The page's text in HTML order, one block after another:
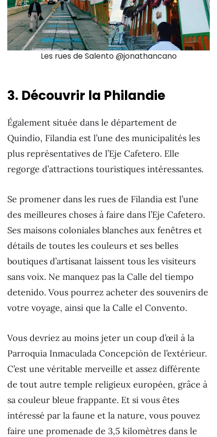
Les rues de Salento @jonathancano
3. Découvrir la Philandie
Également située dans le département de
Quindío, Filandia est l’une des municipalités les
plus représentatives de l’Eje Cafetero. Elle
regorge d’attractions touristiques intéressantes.
Se promener dans les rues de Filandia est l’une
des meilleures choses à faire dans l’Eje Cafetero.
Ses maisons coloniales blanches aux fenêtres et
détails de toutes les couleurs et ses belles
boutiques d’artisanat laissent tous les visiteurs
sans voix. Ne manquez pas la Calle del tiempo
detenido. Vous pourrez acheter des souvenirs de
votre voyage, ainsi que la Calle el Convento.
Vous devriez au moins jeter un coup d’œil à la
Parroquia Inmaculada Concepción de l’extérieur.
C’est une véritable merveille et assez différente
de tout autre temple religieux européen, grâce à
sa couleur bleue frappante. Et si vous êtes
intéressé par la faune et la nature, vous pouvez
faire une promenade de 3,5 kilomètres dans le